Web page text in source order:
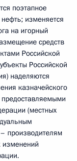
поэтапное
изменяется
на игорный
средств
Российской
Российской
наделяются
казначейского
(местных
производителям
изменений